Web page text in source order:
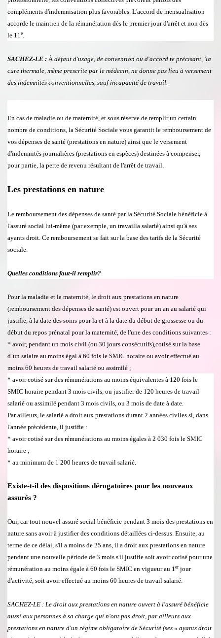
compléments d'indemnisation plus favorables. L'accord de mensualisation
accorde le maintien de la rémunération dès le premier jour d'arrêt et non dès
le 11e.
SACHEZ-LE : À défaut d'usage, de convention ou d'accord te précisant, 'la
cure thermale, même prescrite par le médecin, ne donne pas lieu à versement
des indemnités conventionnelles, sauf incapacité de travail.
En cas de maladie ou de maternité, et sous réserve de remplir un certain
nombre de conditions, la Sécurité Sociale vous garantit le remboursement de
vos dépenses de santé (prestations en nature) ainsi que le versement
d'indemnités journalières (prestations en espèces) destinées à compenser,
pour partie, la perte de revenu résultant de l'arrêt de travail.
Les prestations en nature
Le remboursement des dépenses de santé parla Sécurité Sociale bénéficie à
l'assuré social lui-même (par exemple, un travailla salarié) ainsi qu'à ses
ayants droit. Ce remboursement se fait sur la base des tarifs de la Sécurité
sociale.
Quelles conditions faut-il remplir?
Pour la maladie et la maternité, le droit aux prestations en nature
(remboursement des dépenses de santé) est ouvert pour un an au salarié qui
justifie, à la date des soins pour la et à la date du début de grossesse ou du
début du repos prénatal pour la maternité, de l'une des conditions suivantes :
* avoir, pendant un mois civil (ou 30 jours consécutifs),cotisé sur la base
d’un salaire au moins égal à 60 fois le SMIC horaire ou avoir effectué au
moins 60 heures de travail salarié ou assimilé ;
* avoir cotisé sur des rémunérations au moins équivalentes à 120 fois le
SMIC horaire pendant 3 mois civils, ou justifier de 120 heures de travail
salarié ou assimilé pendant 3 mois civils, ou 3 mois de date à date.
Par ailleurs, le salarié a droit aux prestations durant 2 années civiles si, dans
l'année précédente, il justifie :
* avoir cotisé sur des rémunérations au moins égales à 2 030 fois le SMIC
horaire ;
* au minimum de 1 200 heures de travail salarié.
Existe-t-il des dispositions dérogatoires pour les nouveaux
assurés ?
Oui, car tout nouvel assuré social bénéficie pendant 3 mois des prestations en
nature sans avoirà justifier des conditions détaillées ci-dessus. Ensuite, au
terme de ce délai, s'il a moins de 25 ans, il a droit aux prestations en nature
pendant une nouvelle période de 3 mois s'il justifie soit avoir cotisé pour une
rémunération au moins égale à 60 fois le SMIC en vigueur au 1erjour
d'activité, soit avoir effectué au moins 60 heures de travail salarié.
SACHEZ-LE : Le droit aux prestations en nature ouvert à l'assuré bénéficie
aussi aux personnes à sa charge qui n'ont pas droit, par ailleurs aux
prestations en nature d'un régime obligatoire de Sécurité (ses « ayants droit